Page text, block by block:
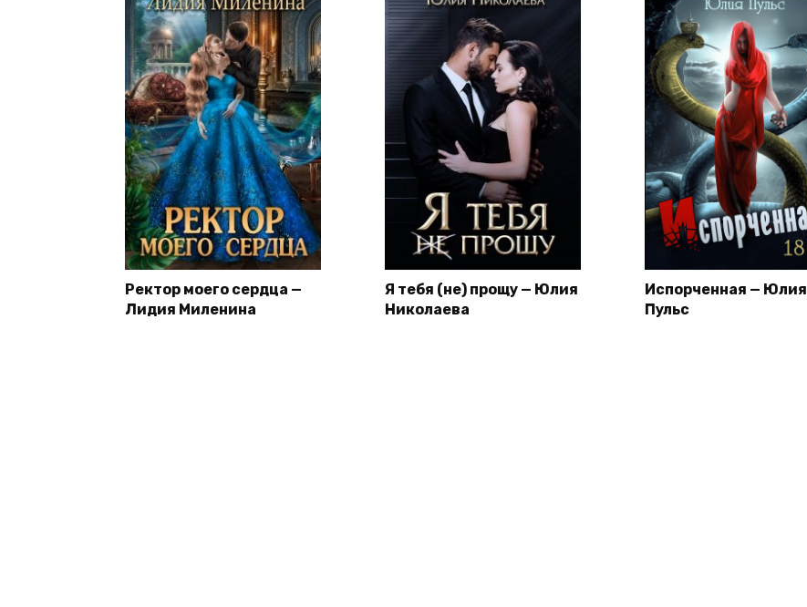
Ректор моего сердца —
Лидия Миленина
Я тебя (не) прощу — Юлия
Николаева
Испорченная — Юлия
Пульс